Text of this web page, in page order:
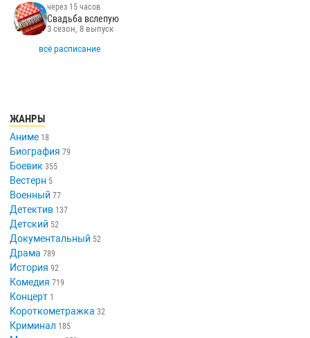
через 15 часов
Свадьба вслепую
3 сезон, 8 выпуск
всё расписание
ЖАНРЫ
Аниме 18
Биография 79
Боевик 355
Вестерн 5
Военный 77
Детектив 137
Детский 52
Документальный 52
Драма 789
История 92
Комедия 719
Концерт 1
Короткометражка 32
Криминал 185